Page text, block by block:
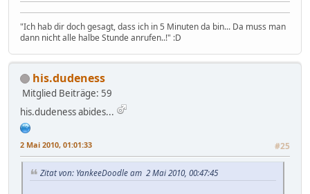
"Ich hab dir doch gesagt, dass ich in 5 Minuten da bin... Da muss man
dann nicht alle halbe Stunde anrufen..!" :D
his.dudeness
Mitglied Beiträge: 59
his.dudeness abides...
2 Mai 2010, 01:01:33 #25
Zitat von: YankeeDoodle am 2 Mai 2010, 00:47:45